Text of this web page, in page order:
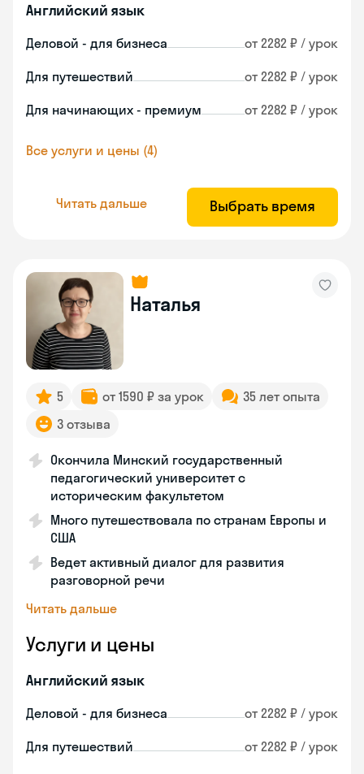
Английский язык
Деловой - для бизнеса от 2282 ₽ / урок
Для путешествий от 2282 ₽ / урок
Для начинающих - премиум от 2282 ₽ / урок
Все услуги и цены (4)
Читать дальше Выбрать время
Наталья
5 от 1590 ₽ за урок
35 лет опыта
3 отзыва
Окончила Минский государственный
педагогический университет с
историческим факультетом
Много путешествовала по странам Европы и
США
Ведет активный диалог для развития
разговорной речи
Читать дальше
Услуги и цены
Английский язык
Деловой - для бизнеса от 2282 ₽ / урок
Для путешествий от 2282 ₽ / урок